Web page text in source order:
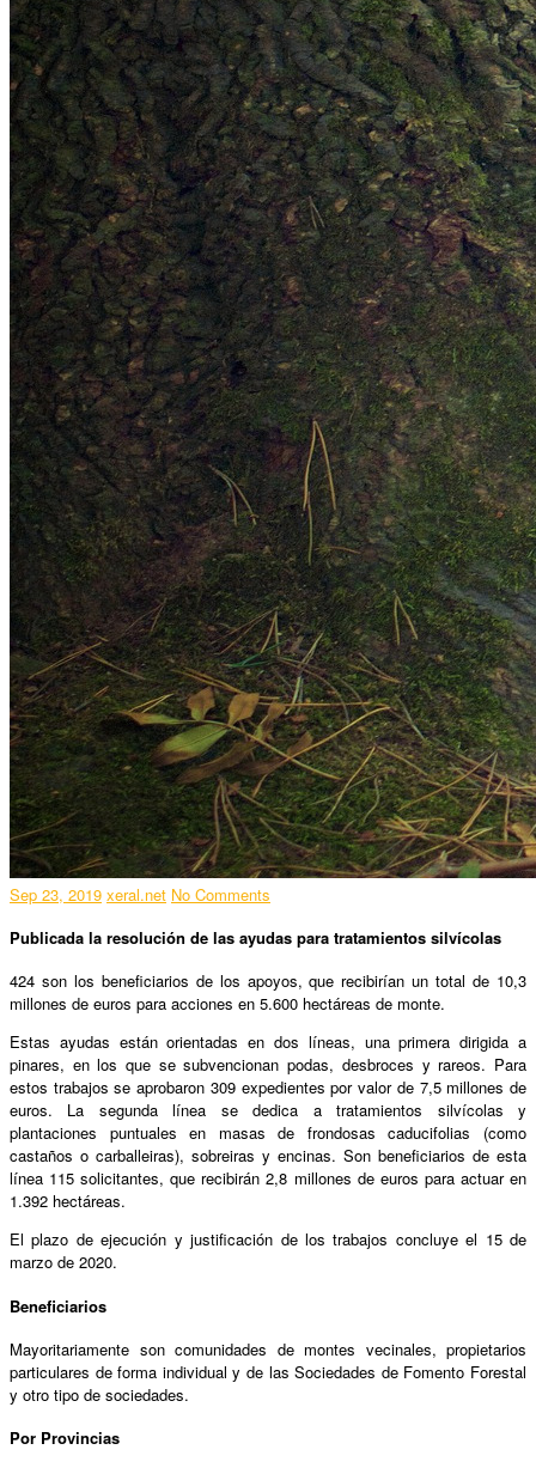
Sep 23, 2019 xeral.net No Comments
Publicada la resolución de las ayudas para tratamientos silvícolas
424 son los beneficiarios de los apoyos, que recibirían un total de 10,3
millones de euros para acciones en 5.600 hectáreas de monte.
Estas ayudas están orientadas en dos líneas, una primera dirigida a
pinares, en los que se subvencionan podas, desbroces y rareos. Para
estos trabajos se aprobaron 309 expedientes por valor de 7,5 millones de
euros. La segunda línea se dedica a tratamientos silvícolas y
plantaciones puntuales en masas de frondosas caducifolias (como
castaños o carballeiras), sobreiras y encinas. Son beneficiarios de esta
línea 115 solicitantes, que recibirán 2,8 millones de euros para actuar en
1.392 hectáreas.
El plazo de ejecución y justificación de los trabajos concluye el 15 de
marzo de 2020.
Beneficiarios
Mayoritariamente son comunidades de montes vecinales, propietarios
particulares de forma individual y de las Sociedades de Fomento Forestal
y otro tipo de sociedades.
Por Provincias